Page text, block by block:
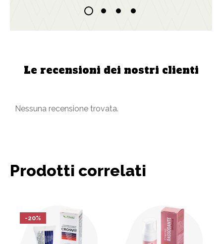
Le recensioni dei nostri clienti
Nessuna recensione trovata.
Prodotti correlati
-20%